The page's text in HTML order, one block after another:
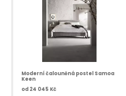
Moderní čalouněná postel Samoa
Keen
od 24 045 Kč